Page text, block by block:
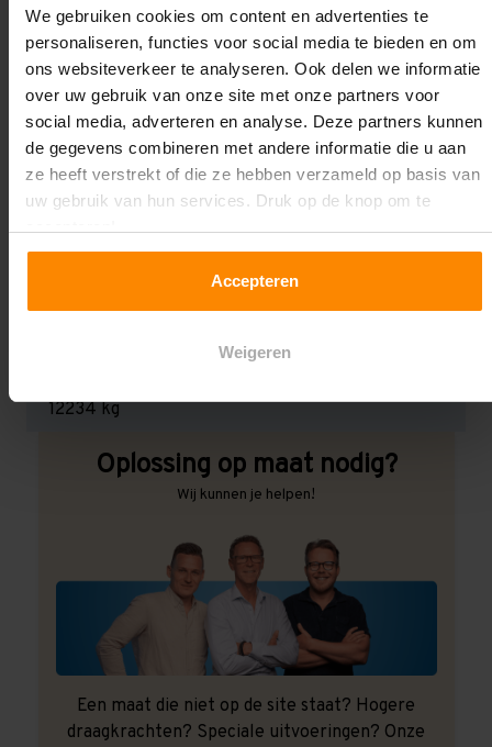
We gebruiken cookies om content en advertenties te
personaliseren, functies voor social media te bieden en om
ons websiteverkeer te analyseren. Ook delen we informatie
over uw gebruik van onze site met onze partners voor
social media, adverteren en analyse. Deze partners kunnen
de gegevens combineren met andere informatie die u aan
ze heeft verstrekt of die ze hebben verzameld op basis van
uw gebruik van hun services. Druk op de knop om te
Accepteren
Weigeren
Liggerlengte:
1.850 mm & 2.700 mm
Aantal niveaus:
5
Kleur staanders:
12234 kg
Oplossing op maat nodig?
Wij kunnen je helpen!
Een maat die niet op de site staat? Hogere
draagkrachten? Speciale uitvoeringen? Onze